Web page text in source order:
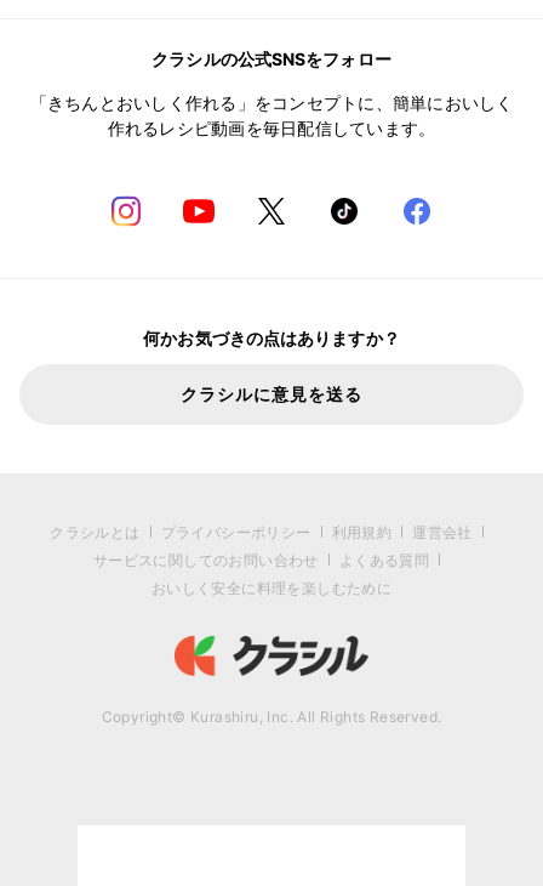
クラシルの公式SNSをフォロー
「きちんとおいしく作れる」をコンセプトに、簡単においしく
作れるレシピ動画を毎日配信しています。
何かお気づきの点はありますか？
クラシルに意見を送る
クラシルとは プライバシーポリシー 利用規約
運営会社
サービスに関してのお問い合わせ
よくある質問
おいしく安全に料理を楽しむために
Copyright© Kurashiru, Inc. All Rights Reserved.